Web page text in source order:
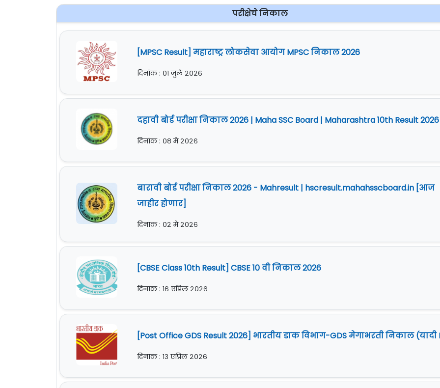
परीक्षेचे निकाल
[MPSC Result] महाराष्ट्र लोकसेवा आयोग MPSC निकाल 2026
दिनांक : ०१ जुलै २०२६
दहावी बोर्ड परीक्षा निकाल 2026 | Maha SSC Board | Maharashtra 10th Result 2026
दिनांक : ०८ मे २०२६
बारावी बोर्ड परीक्षा निकाल 2026 - Mahresult | hscresult.mahahsscboard.in [आज
जाहीर होणार]
दिनांक : ०२ मे २०२६
[CBSE Class 10th Result] CBSE 10 वी निकाल 2026
दिनांक : १६ एप्रिल २०२६
[Post Office GDS Result 2026] भारतीय डाक विभाग-GDS मेगाभरती निकाल (यादी
दिनांक : १३ एप्रिल २०२६